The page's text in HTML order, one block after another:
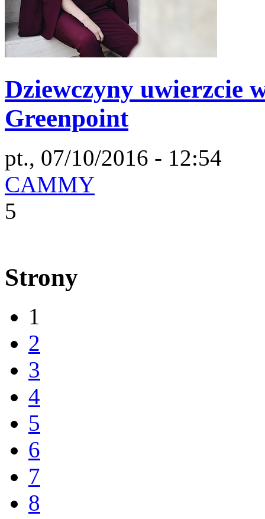
Dziewczyny uwierzcie
Greenpoint
pt., 07/10/2016 - 12:54
CAMMY
5
Strony
1
2
3
4
5
6
7
8